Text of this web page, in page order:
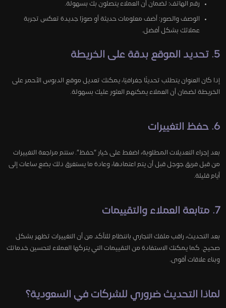
رقم الهاتف: لضمان أن العملاء يتصلون بك بسهولة.
الوصف والصور: أضف معلومات حديثة أو صورًا جديدة تعكس تجربة
عملائك بشكل أفضل.
5. تحديد الموقع بدقة على الخريطة
إذا كان العنوان يتطلب تحديثًا جغرافيًا، يمكنك تعديل موقع الدبوس الأحمر على
الخريطة لضمان أن العملاء يمكنهم العثور عليك بسهولة.
6. حفظ التغييرات
بعد إجراء التعديلات المطلوبة، اضغط على خيار “حفظ”. ستتم مراجعة التغييرات
من قبل فريق جوجل قبل أن يتم اعتمادها، وعادة ما يستغرق ذلك بضع ساعات إلى
أيام قليلة.
7. متابعة العملاء والتقييمات
بعد التحديث، راقب ملفك التجاري بانتظام للتأكد من أن التغييرات تظهر بشكل
صحيح. كما يمكنك الاستفادة من التقييمات التي يتركها العملاء لتحسين خدماتك
وبناء علاقات أقوى.
لماذا التحديث ضروري للشركات في السعودية؟